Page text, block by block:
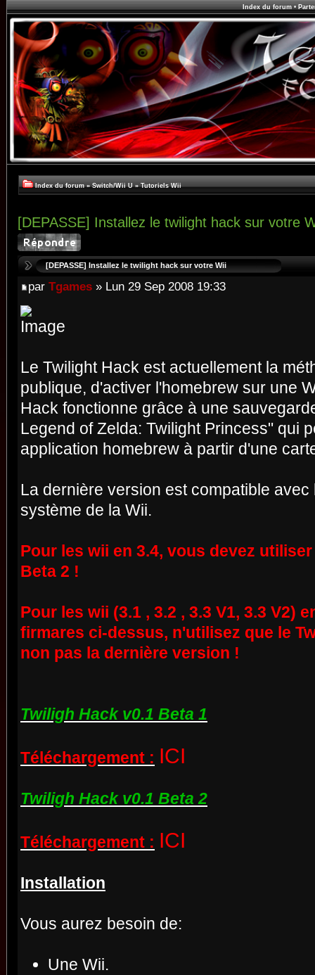
Index du forum•
Index du forum » Switch/Wii U » Tutoriels Wii
[DEPASSE] Installez le twilight hack sur votre
[DEPASSE] Installez le twilight hack sur votre Wii
par Tgames » Lun 29 Sep 2008 19:33
Le Twilight Hack est actuellement la
publique, d'activer l'homebrew sur une
Hack fonctionne grâce à une
Legend of Zelda: Twilight Princess" qui
application homebrew à partir d'une
La dernière version est compatible
système de la Wii.
Pour les wii en 3.4, vous devez
Beta 2 !
Pour les wii (3.1 , 3.2 , 3.3 V1, 3.3 V2)
firmares ci-dessus, n'utilisez que le
non pas la dernière version !
Twiligh Hack v0.1 Beta 1
Téléchargement : ICI
Twiligh Hack v0.1 Beta 2
Téléchargement : ICI
Installation
Vous aurez besoin de:
Une Wii.